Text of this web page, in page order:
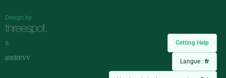
Getting Help
Langue : fr
Design by
&